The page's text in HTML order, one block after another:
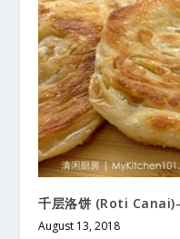
千层洛饼 (Roti
August 13, 2018